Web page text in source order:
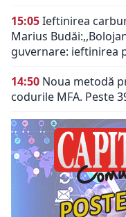
15:05Ieftinirea
Marius
guvernare: ieftinirea
14:50 Noua metodă
codurile MFA. Peste